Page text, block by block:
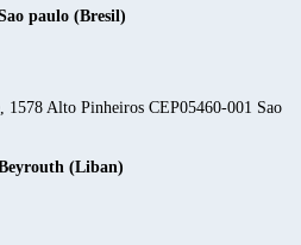
paulo (Bresil)
1578 Alto Pinheiros CEP05460-001 Sao
(Liban)